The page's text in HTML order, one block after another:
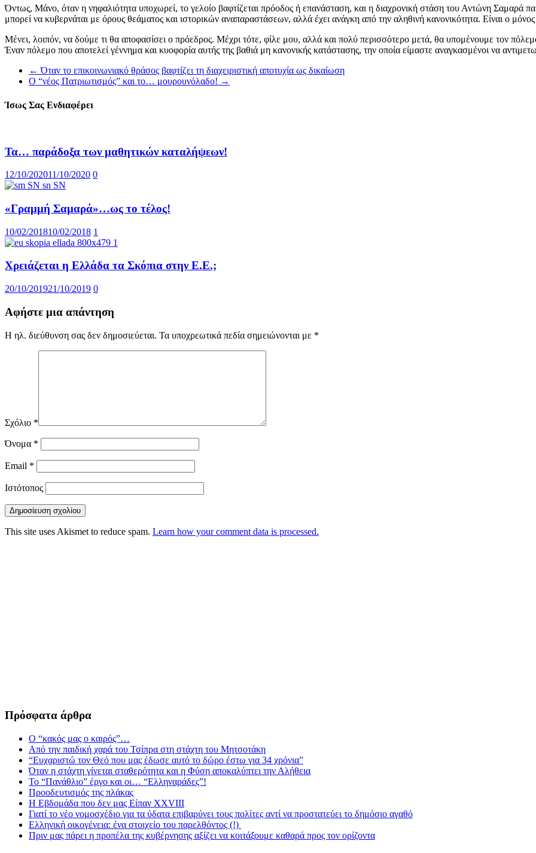
Όντως, Μάνο, όταν η νηφαλιότητα υποχωρεί, το γελοίο βαφτίζεται πρόοδος ή επανάσταση, και η διαχρονική στάση του Αντώνη Σαμαρά
μπορεί να κυβερνάται με όρους θεάματος και ιστορικών αναπαραστάσεων, αλλά έχει ανάγκη από την αληθινή κανονικότητα. Είναι ο
Μένει, λοιπόν, να δούμε τι θα αποφασίσει ο πρόεδρος. Μέχρι τότε, φίλε μου, αλλά και πολύ περισσότερο μετά, θα υπομένουμε τον
Έναν πόλεμο που αποτελεί γέννημα και κυοφορία αυτής της βαθιά μη κανονικής κατάστασης, την οποία είμαστε αναγκασμένοι να
← Όταν το επικοινωνιακό θράσος βαφτίζει τη διαχειριστική αποτυχία ως δικαίωση
Ο “νέος Πατριωτισμός” και το… μουρουνόλαδο! →
Ίσως Σας Ενδιαφέρει
Τα… παράδοξα των μαθητικών καταλήψεων!
12/10/202011/10/2020 0
«Γραμμή Σαμαρά»…ως το τέλος!
10/02/201810/02/2018 1
Χρειάζεται η Ελλάδα τα Σκόπια στην Ε.Ε.;
20/10/201921/10/2019 0
Αφήστε μια απάντηση
Η ηλ. διεύθυνση σας δεν δημοσιεύεται. Τα υποχρεωτικά πεδία σημειώνονται με *
Σχόλιο *
Όνομα *
Email *
Ιστότοπος
This site uses Akismet to reduce spam. Learn how your comment data is processed.
Πρόσφατα άρθρα
Ο “κακός μας ο καιρός”…
Από την παιδική χαρά του Τσίπρα στη στάχτη του Μητσοτάκη
“Ευχαριστώ τον Θεό που μας έδωσε αυτό το δώρο έστω για 34 χρόνια”
Όταν η στάχτη γίνεται σταθερότητα και η Φύση αποκαλύπτει την Αλήθεια
Το “Πανάθλιο” έργο και οι… “Ελληναράδες”!
Προοδευτισμός της πλάκας
Η Εβδομάδα που δεν μας Είπαν XXVIII
Γιατί το νέο νομοσχέδιο για τα ύδατα επιβαρύνει τους πολίτες αντί να προστατεύει το δημόσιο αγαθό
Ελληνική οικογένεια: ένα στοιχείο του παρελθόντος (!)
Πριν μας πάρει η προπέλα της κυβέρνησης αξίζει να κοιτάξουμε καθαρά προς τον ορίζοντα